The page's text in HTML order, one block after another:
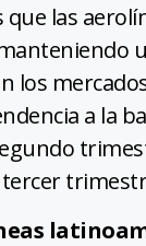
las
los
a la